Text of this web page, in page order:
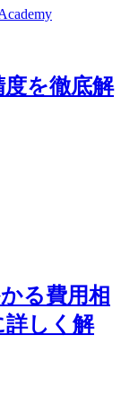
を徹底解
る費用相
しく解